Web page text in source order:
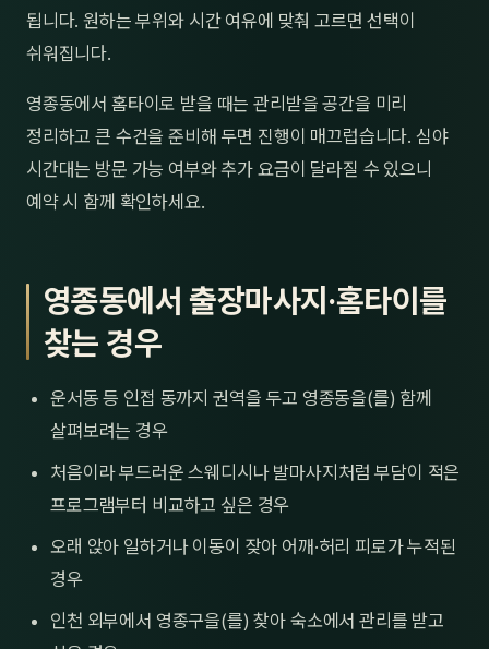
됩니다. 원하는 부위와 시간 여유에 맞춰 고르면 선택이
쉬워집니다.
영종동에서 홈타이로 받을 때는 관리받을 공간을 미리
정리하고 큰 수건을 준비해 두면 진행이 매끄럽습니다. 심야
시간대는 방문 가능 여부와 추가 요금이 달라질 수 있으니
예약 시 함께 확인하세요.
영종동에서 출장마사지·홈타이를
찾는 경우
운서동 등 인접 동까지 권역을 두고 영종동을(를) 함께
살펴보려는 경우
처음이라 부드러운 스웨디시나 발마사지처럼 부담이 적은
프로그램부터 비교하고 싶은 경우
오래 앉아 일하거나 이동이 잦아 어깨·허리 피로가 누적된
경우
인천 외부에서 영종구을(를) 찾아 숙소에서 관리를 받고